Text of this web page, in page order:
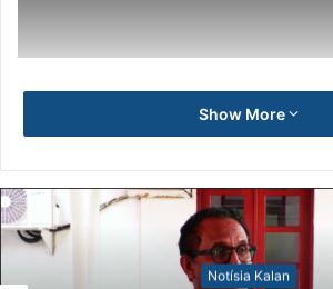
Show More
Notísia Kalan